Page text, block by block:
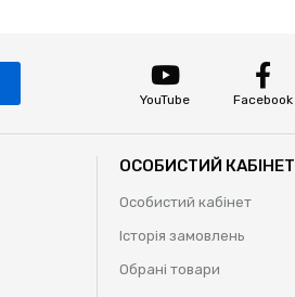
YouTube
Facebook
ОСОБИСТИЙ КАБІНЕТ
Особистий кабінет
Історія замовлень
Обрані товари